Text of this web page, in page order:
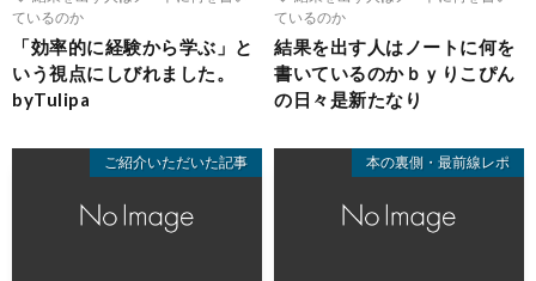
ているのか
「効率的に経験から学ぶ」と
いう視点にしびれました。
byTulipa
ているのか
結果を出す人はノートに何を
書いているのかｂｙりこぴん
の日々是新たなり
ご紹介いただいた記事 本の裏側・最前線レポ